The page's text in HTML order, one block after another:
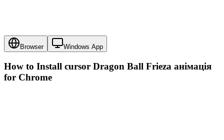
Browser Windows App
How to Install cursor Dragon Ball Frieza анімація
for Chrome